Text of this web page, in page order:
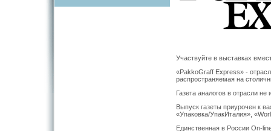
Участвуйте в выставках
«PakkoGraff Express» -
распространяемая на
Газета аналогов в отрасли не
Выпуск газеты приурочен к
«Упаковка/УпакИталия»,
Единственная в России On-